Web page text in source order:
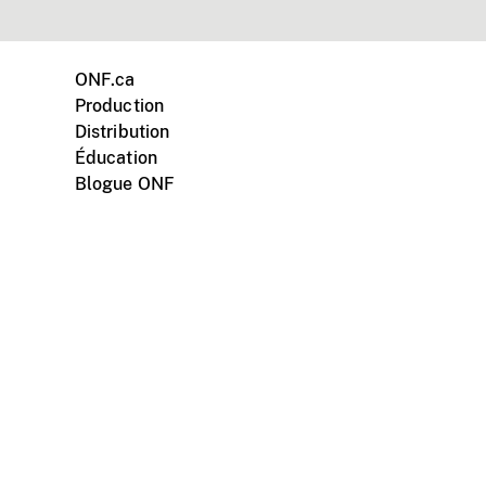
ONF.ca
Production
Distribution
Éducation
Blogue ONF